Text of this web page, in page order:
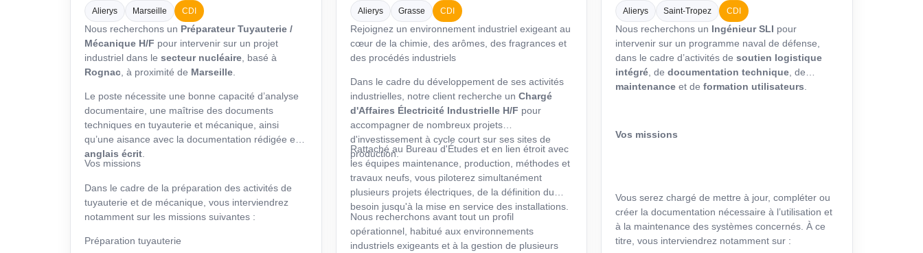
Alierys Marseille CDI
Nous recherchons un Préparateur Tuyauterie /
Mécanique H/F pour intervenir sur un projet
industriel dans le secteur nucléaire , basé à
Rognac , à proximité de Marseille
Le poste nécessite une bonne capacité d’analyse
documentaire, une maîtrise des documents
techniques en tuyauterie et mécanique, ainsi
qu’une aisance avec la documentation rédigée en
anglais écrit
Vos missions
Dans le cadre de la préparation des activités de
tuyauterie et de mécanique, vous interviendrez
notamment sur les missions suivantes :
Préparation tuyauterie
Alierys Grasse CDI
Rejoignez un environnement industriel exigeant au
cœur de la chimie, des arômes, des fragrances et
des procédés industriels
Dans le cadre du développement de ses activités
industrielles, notre client recherche un Chargé
d'Affaires Électricité Industrielle H/F pour
accompagner de nombreux projets
d'investissement à cycle court sur ses sites de
production.
Rattaché au Bureau d'Études et en lien étroit avec
les équipes maintenance, production, méthodes et
travaux neufs, vous piloterez simultanément
plusieurs projets électriques, de la définition du
besoin jusqu'à la mise en service des installations.
Nous recherchons avant tout un profil
opérationnel, habitué aux environnements
industriels exigeants et à la gestion de plusieurs
Alierys Saint-Tropez CDI
Nous recherchons un Ingénieur SLI pour
intervenir sur un programme naval de défense,
dans le cadre d’activités desoutien logistique
intégré , dedocumentation technique , de
maintenance et deformation utilisateurs
Vos missions
Vous serez chargé de mettre à jour, compléter ou
créer la documentation nécessaire à l’utilisation et
à la maintenance des systèmes concernés. À ce
titre, vous interviendrez notamment sur :